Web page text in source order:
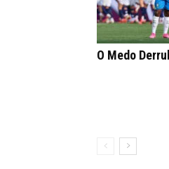
O Medo